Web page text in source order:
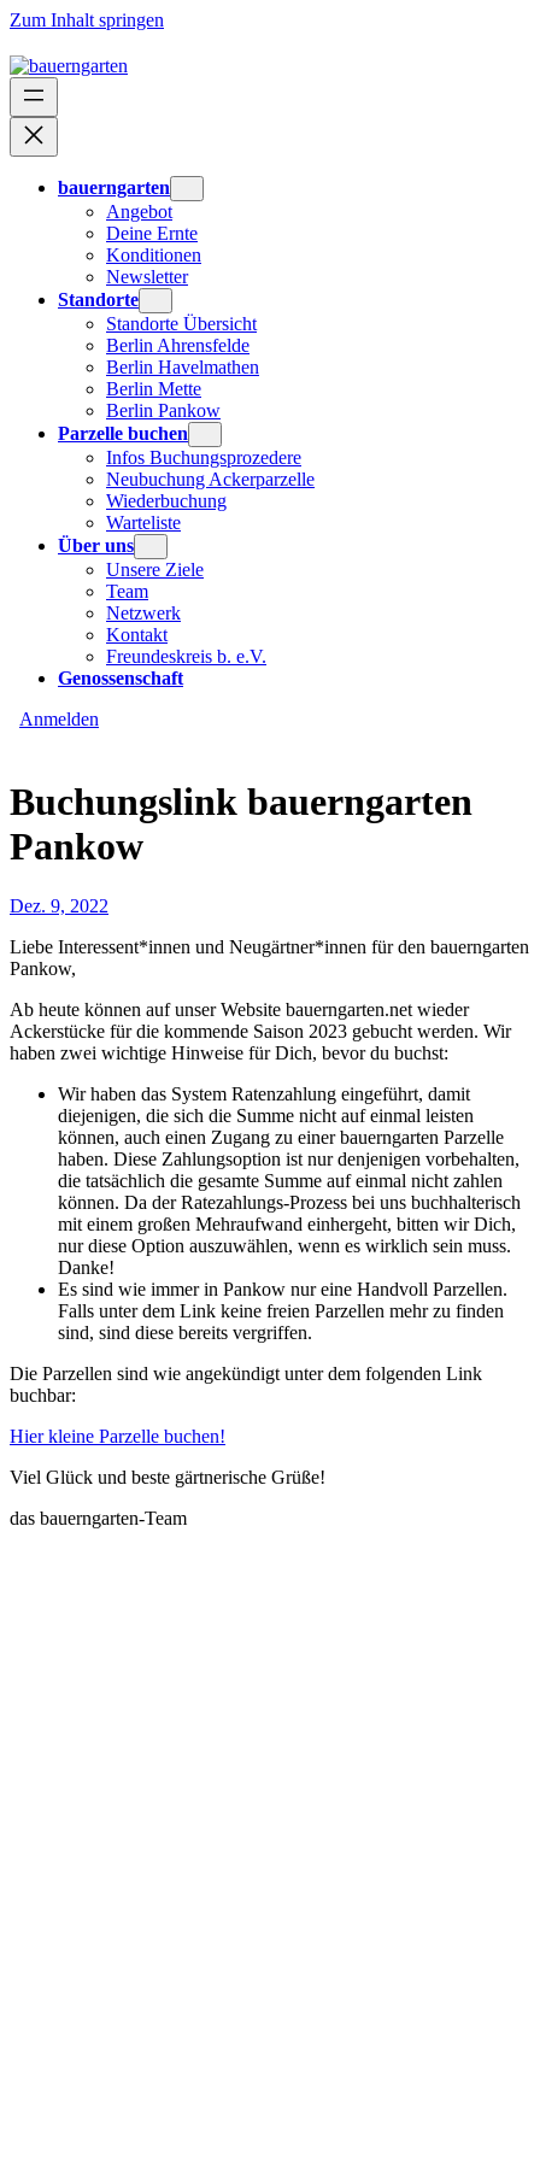
Zum Inhalt springen
bauerngarten
Angebot
Deine Ernte
Konditionen
Newsletter
Standorte
Standorte Übersicht
Berlin Ahrensfelde
Berlin Havelmathen
Berlin Mette
Berlin Pankow
Parzelle buchen
Infos Buchungsprozedere
Neubuchung Ackerparzelle
Wiederbuchung
Warteliste
Über uns
Unsere Ziele
Team
Netzwerk
Kontakt
Freundeskreis b. e.V.
Genossenschaft
Anmelden
Buchungslink bauerngarten
Pankow
Dez. 9, 2022
Liebe Interessent*innen und Neugärtner*innen für den bauerngarten
Pankow,
Ab heute können auf unser Website bauerngarten.net wieder
Ackerstücke für die kommende Saison 2023 gebucht werden. Wir
haben zwei wichtige Hinweise für Dich, bevor du buchst:
Wir haben das System Ratenzahlung eingeführt, damit
diejenigen, die sich die Summe nicht auf einmal leisten
können, auch einen Zugang zu einer bauerngarten Parzelle
haben. Diese Zahlungsoption ist nur denjenigen vorbehalten,
die tatsächlich die gesamte Summe auf einmal nicht zahlen
können. Da der Ratezahlungs-Prozess bei uns buchhalterisch
mit einem großen Mehraufwand einhergeht, bitten wir Dich,
nur diese Option auszuwählen, wenn es wirklich sein muss.
Danke!
Es sind wie immer in Pankow nur eine Handvoll Parzellen.
Falls unter dem Link keine freien Parzellen mehr zu finden
sind, sind diese bereits vergriffen.
Die Parzellen sind wie angekündigt unter dem folgenden Link
buchbar:
Hier kleine Parzelle buchen!
Viel Glück und beste gärtnerische Grüße!
das bauerngarten-Team